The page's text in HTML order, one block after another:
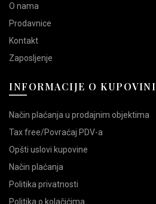
O nama
Prodavnice
Kontakt
Zaposljenje
INFORMACIJE O KUPOVINI
Način plaćanja u prodajnim objektima
Tax free/Povraćaj PDV-a
Opšti uslovi kupovine
Način plaćanja
Politika privatnosti
Politika o kolačićima